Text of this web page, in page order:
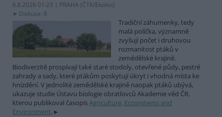
6.8.2026 01:23 | PRAHA (ČTK/Ekolist)
Diskuse: 8
Tradiční záhumenky, tedy
malá políčka, významně
zvyšují počet i druhovou
rozmanitost ptáků v
zemědělské krajině.
Biodiverzitě prospívají také staré stodoly, otevřené půdy, pestré
zahrady a sady, které ptákům poskytují úkryt i vhodná místa ke
hnízdění. V jednolité zemědělské krajině naopak ptáků ubývá,
ukazuje studie Ústavu biologie obratlovců Akademie věd ČR,
kterou publikoval časopisAgriculture, Ecosystems and
Environment.